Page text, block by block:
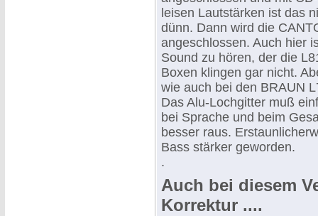
leisen Lautstärken ist das
dünn. Dann wird die
angeschlossen. Auch hier
Sound zu hören, der die
Boxen klingen gar nicht.
wie auch bei den BRAUN
Das Alu-Lochgitter muß
bei Sprache und beim
besser raus.
Bass stärker geworden.
.
Auch bei diesem
Korrektur ....